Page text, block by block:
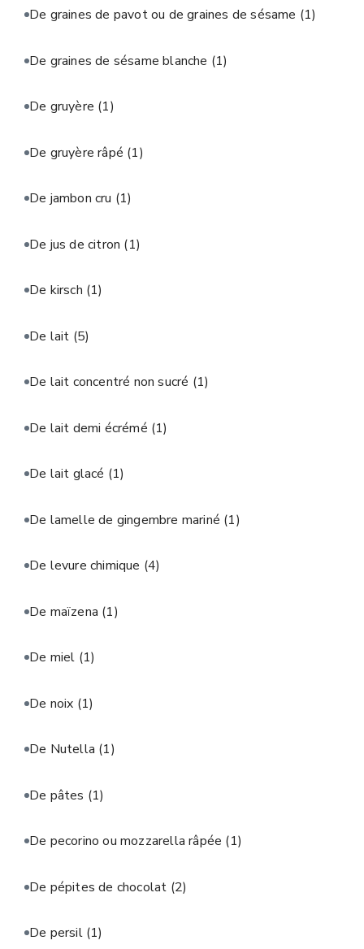
De graines de pavot ou de graines de sésame (1)
De graines de sésame blanche (1)
De gruyère (1)
De gruyère râpé (1)
De jambon cru (1)
De jus de citron (1)
De kirsch (1)
De lait (5)
De lait concentré non sucré (1)
De lait demi écrémé (1)
De lait glacé (1)
De lamelle de gingembre mariné (1)
De levure chimique (4)
De maïzena (1)
De miel (1)
De noix (1)
De Nutella (1)
De pâtes (1)
De pecorino ou mozzarella râpée (1)
De pépites de chocolat (2)
De persil (1)